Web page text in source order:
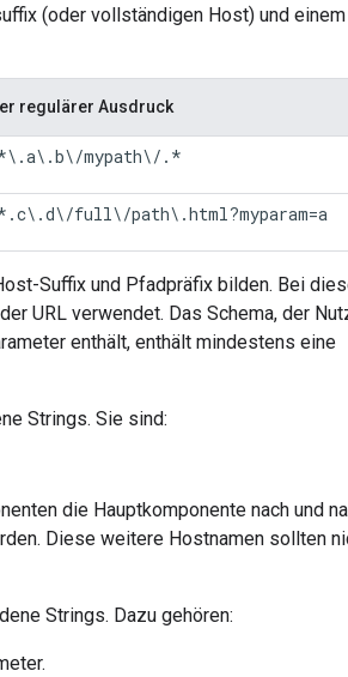
(oder vollständigen Host) und
regulärer Ausdruck
mypath\/.*
full\/path\.html?myparam=a
Suffix und Pfadpräfix bilden. Bei
URL verwendet. Das Schema, der
enthält, enthält mindestens eine
Strings. Sie sind:
die Hauptkomponente nach und
Diese weitere Hostnamen sollten
Strings. Dazu gehören: